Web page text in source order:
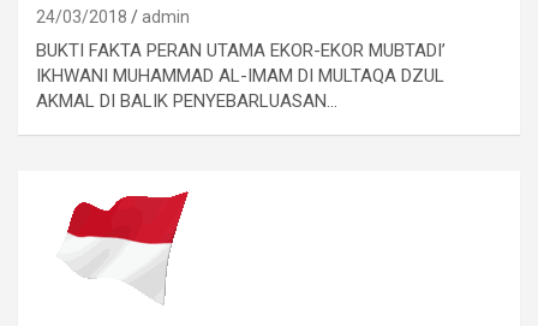
24/03/2018 admin
BUKTI FAKTA PERAN UTAMA EKOR-EKOR MUBTADI’
IKHWANI MUHAMMAD AL-IMAM DI MULTAQA DZUL
AKMAL DI BALIK PENYEBARLUASAN…